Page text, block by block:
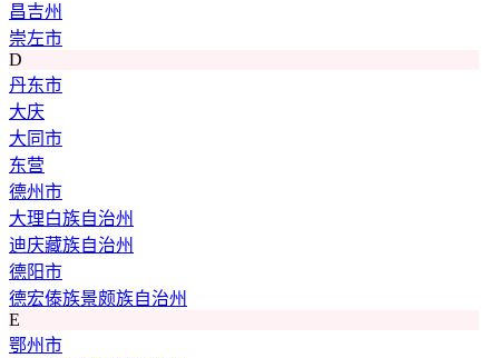
昌吉州
崇左市
D
丹东市
大庆
大同市
东营
德州市
大理白族自治州
迪庆藏族自治州
德阳市
德宏傣族景颇族自治州
E
鄂州市